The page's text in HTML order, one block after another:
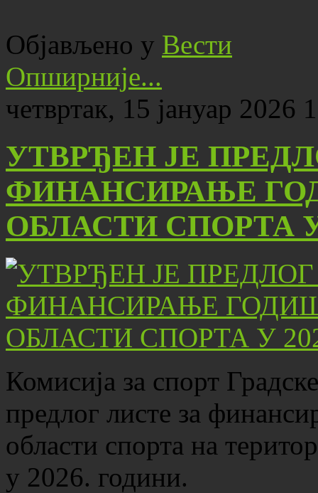
Објављено у Вести
Опширније...
четвртак, 15 јануар 2026
УТВРЂЕН ЈЕ
ФИНАНСИРАЊЕ
ОБЛАСТИ СПОРТА
Комисија за спорт
предлог листе за
области спорта на
у 2026. години.